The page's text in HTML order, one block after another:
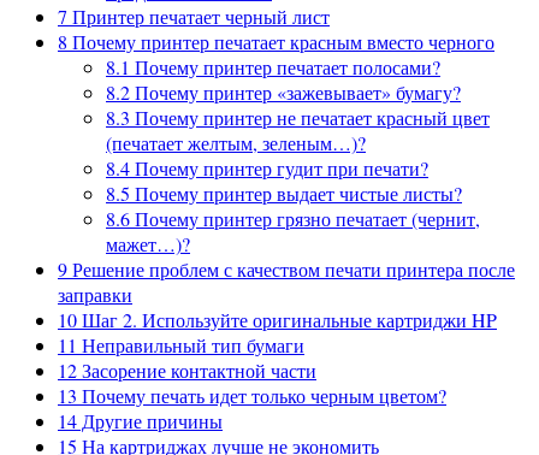
7 Принтер печатает черный лист
8 Почему принтер печатает красным вместо черного
8.1 Почему принтер печатает полосами?
8.2Почему принтер «зажевывает» бумагу?
8.3 Почему принтер не печатает красный цвет
(печатает желтым, зеленым…)?
8.4Почему принтер гудит при печати?
8.5 Почему принтер выдает чистые листы?
8.6Почему принтер грязно печатает (чернит,
мажет…)?
9Решение проблем с качеством печати принтера после
заправки
10Шаг 2. Используйте оригинальные картриджи HP
11 Неправильный тип бумаги
12Засорение контактной части
13 Почему печать идет только черным цветом?
14 Другие причины
15 На картриджах лучше не экономить